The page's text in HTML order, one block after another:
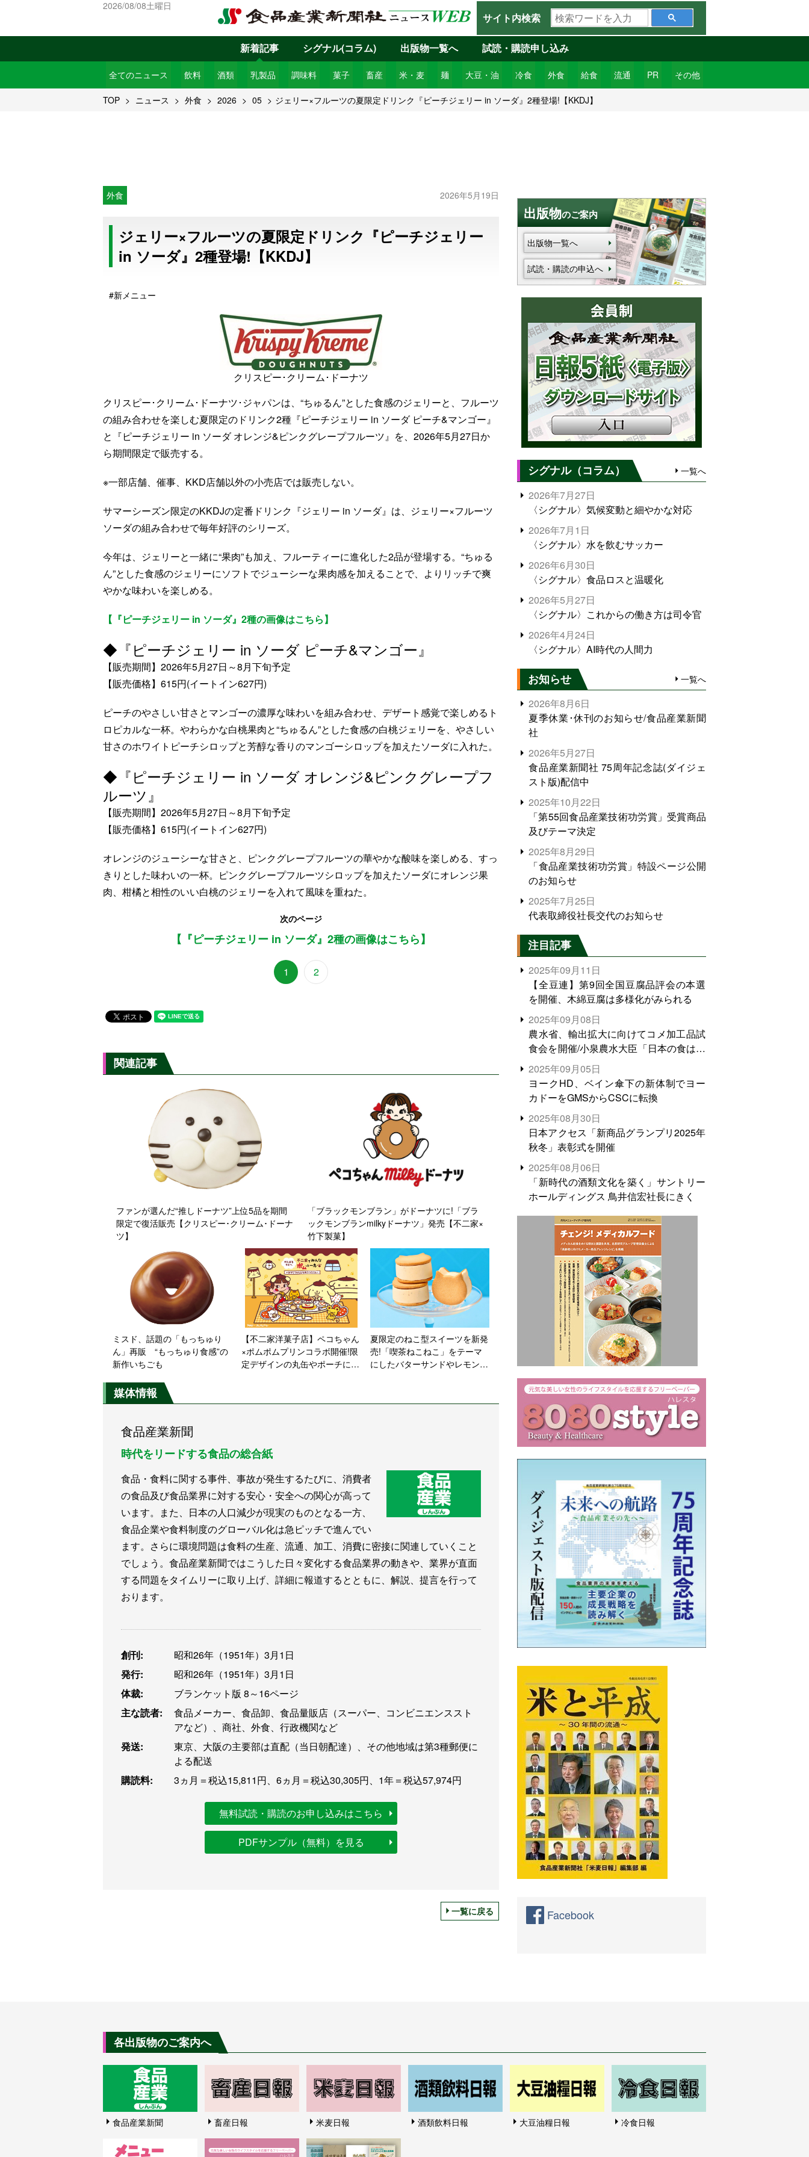
2026/08/08土曜日
サイト内検索
検
索
ワ
ー
ド
を
入
新着記事
全てのニュース 飲料 酒類 乳製品 調味料 菓子 畜産 米・麦 麺 大豆・油 冷食 外食 給食 流通 PR その他
シグナル(コラム) 出版物一覧へ 試読・購読申し込み
TOP ニュース 外食 2026 05 ジェリー×フルーツの夏限定ドリンク『ピーチジェリー in ソーダ』2種登場!【KKDJ】
外食 2026年5月19日
ジェリー×フルーツの夏限定ドリンク『ピーチジェリー
in ソーダ』2種登場!【KKDJ】
#新メニュー
クリスピー･クリーム･ドーナツ
クリスピー･クリーム･ドーナツ･ジャパンは、“ちゅるん”とした食感のジェリーと、フルーツ
の組み合わせを楽しむ夏限定のドリンク2種『ピーチジェリー in ソーダ ピーチ&マンゴー』
と『ピーチジェリー in ソーダ オレンジ&ピンクグレープフルーツ』を、2026年5月27日か
ら期間限定で販売する。
※一部店舗、催事、KKD店舗以外の小売店では販売しない。
サマーシーズン限定のKKDJの定番ドリンク『ジェリー in ソーダ』は、ジェリー×フルーツ
ソーダの組み合わせで毎年好評のシリーズ。
今年は、ジェリーと一緒に“果肉”も加え、フルーティーに進化した2品が登場する。“ちゅる
ん”とした食感のジェリーにソフトでジューシーな果肉感を加えることで、よりリッチで爽
やかな味わいを楽しめる。
【『ピーチジェリー in ソーダ』2種の画像はこちら】
◆『ピーチジェリー in ソーダ ピーチ&マンゴー』
【販売期間】2026年5月27日～8月下旬予定
【販売価格】615円(イートイン627円)
ピーチのやさしい甘さとマンゴーの濃厚な味わいを組み合わせ、デザート感覚で楽しめるト
ロピカルな一杯。やわらかな白桃果肉と“ちゅるん”とした食感の白桃ジェリーを、やさしい
甘さのホワイトピーチシロップと芳醇な香りのマンゴーシロップを加えたソーダに入れた。
◆『ピーチジェリー in ソーダ オレンジ&ピンクグレープフ
ルーツ』
【販売期間】2026年5月27日～8月下旬予定
【販売価格】615円(イートイン627円)
オレンジのジューシーな甘さと、ピンクグレープフルーツの華やかな酸味を楽しめる、すっ
きりとした味わいの一杯。ピンクグレープフルーツシロップを加えたソーダにオレンジ果
肉、柑橘と相性のいい白桃のジェリーを入れて風味を重ねた。
次のページ
【『ピーチジェリー in ソーダ』2種の画像はこちら】
1 2
関連記事
ファンが選んだ“推しドーナツ”上位5品を期間
限定で復活販売【クリスピー･クリーム･ドーナ
ツ】
「ブラックモンブラン」がドーナツに!「ブラ
ックモンブランmilkyドーナツ」発売【不二家×
竹下製菓】
ミスド、話題の「もっちゅり
ん」再販 “もっちゅり食感”の
新作いちごも
【不二家洋菓子店】ペコちゃん
×ポムポムプリンコラボ開催!限
定デザインの丸缶やポーチに入
夏限定のねこ型スイーツを新発
売!「喫茶ねこねこ」をテーマ
にしたバターサンドやレモンケ
媒体情報
食品産業新聞
時代をリードする食品の総合紙
食品・食料に関する事件、事故が発生するたびに、消費者
の食品及び食品業界に対する安心・安全への関心が高って
います。また、日本の人口減少が現実のものとなる一方、
食品企業や食料制度のグローバル化は急ピッチで進んでい
ます。さらに環境問題は食料の生産、流通、加工、消費に密接に関連していくこと
でしょう。食品産業新聞ではこうした日々変化する食品業界の動きや、業界が直面
する問題をタイムリーに取り上げ、詳細に報道するとともに、解説、提言を行って
おります。
創刊:
昭和26年（1951年）3月1日
発行:
昭和26年（1951年）3月1日
体裁:
ブランケット版 8～16ページ
主な読者:
食品メーカー、食品卸、食品量販店（スーパー、コンビニエンススト
アなど）、商社、外食、行政機関など
発送:
東京、大阪の主要部は直配（当日朝配達）、その他地域は第3種郵便に
よる配送
購読料:
3ヵ月＝税込15,811円、6ヵ月＝税込30,305円、1年＝税込57,974円
無料試読・購読のお申し込みはこちら
PDFサンプル（無料）を見る
一覧に戻る
出版物のご案内
出版物一覧へ
試読・購読の申込へ
シグナル（コラム） 一覧へ
2026年7月27日
〈シグナル〉気候変動と細やかな対応
2026年7月1日
〈シグナル〉水を飲むサッカー
2026年6月30日
〈シグナル〉食品ロスと温暖化
2026年5月27日
〈シグナル〉これからの働き方は司令官
2026年4月24日
〈シグナル〉AI時代の人間力
お知らせ 一覧へ
2026年8月6日
夏季休業･休刊のお知らせ/食品産業新聞
社
2026年5月27日
食品産業新聞社 75周年記念誌(ダイジェ
スト版)配信中
2025年10月22日
「第55回食品産業技術功労賞」受賞商品
及びテーマ決定
2025年8月29日
「食品産業技術功労賞」特設ページ公開
のお知らせ
2025年7月25日
代表取締役社長交代のお知らせ
注目記事
2025年09月11日
【全豆連】第9回全国豆腐品評会の本選
を開催、木綿豆腐は多様化がみられる
2025年09月08日
農水省、輸出拡大に向けてコメ加工品試
食会を開催/小泉農水大臣「日本の食は世
界でトップをとれる。米増産に向けて、
米輸出需要の拡大を」
2025年09月05日
ヨークHD、ベイン傘下の新体制でヨー
カドーをGMSからCSCに転換
2025年08月30日
日本アクセス「新商品グランプリ2025年
秋冬」表彰式を開催
2025年08月06日
「新時代の酒類文化を築く」サントリー
ホールディングス 鳥井信宏社長にきく
Facebook
各出版物のご案内へ
食品産業新聞 畜産日報 米麦日報 酒類飲料日報 大豆油糧日報 冷食日報